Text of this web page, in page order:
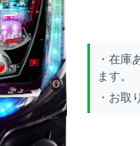
・在庫
ます。
・お取